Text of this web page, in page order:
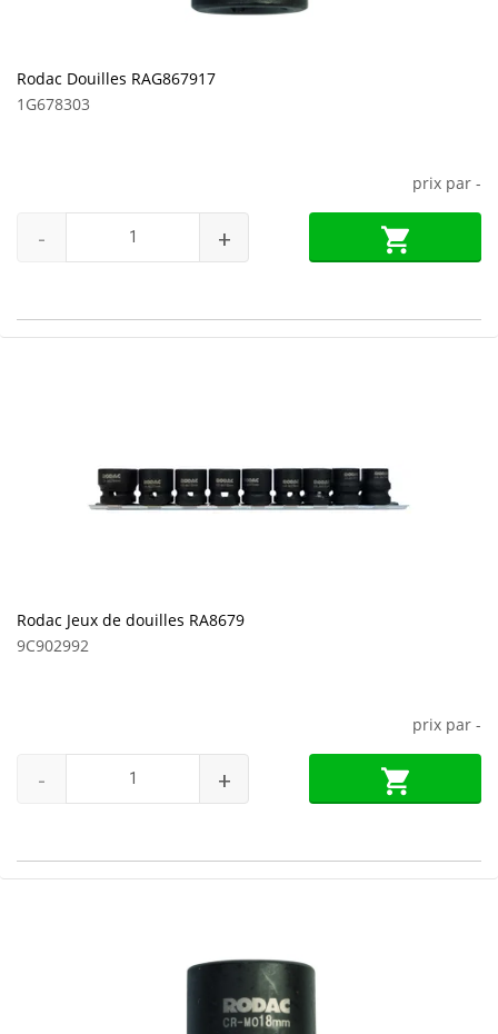
Rodac Douilles RAG867917
1G678303
prix par -
- +
Rodac Jeux de douilles RA8679
9C902992
prix par -
- +